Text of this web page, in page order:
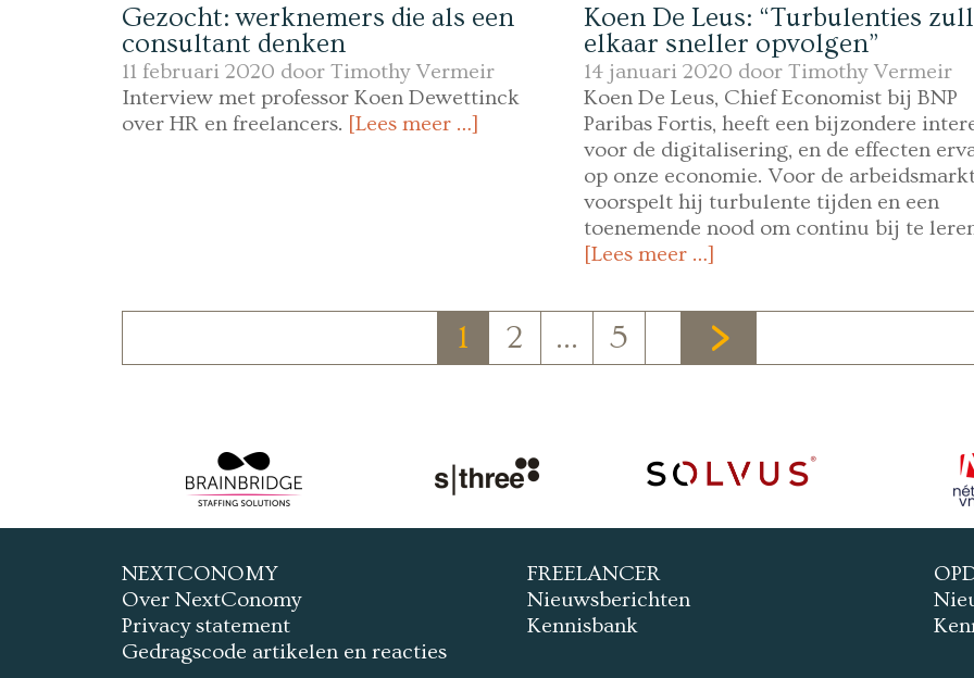
Gezocht: werknemers die als een
consultant denken
11 februari 2020 door Timothy Vermeir
Interview met professor Koen Dewettinck
over HR en freelancers. [Lees meer …]
Koen De Leus: “Turbulenties
elkaar sneller opvolgen”
14 januari 2020 door Timothy Vermeir
Koen De Leus, Chief Economist bij BNP
Paribas Fortis, heeft een bijzondere
voor de digitalisering, en de effecten
op onze economie. Voor de
voorspelt hij turbulente tijden en een
toenemende nood om continu bij te
[Lees meer …]
1 2 … 5
NEXTCONOMY
Over NextConomy
Privacy statement
Gedragscode artikelen en reacties
FREELANCER
Nieuwsberichten
Kennisbank